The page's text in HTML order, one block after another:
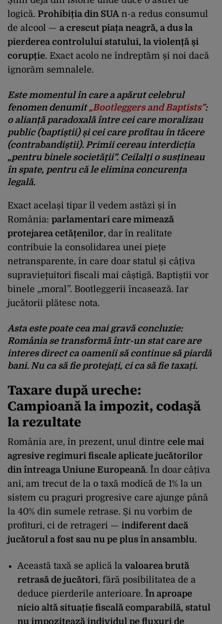
logică. Prohibiția din SUA n-a redus consumul
de alcool — a crescut piața neagră, a dus la
pierderea controlului statului, la violență și
corupție. Exact acolo ne îndreptăm și noi dacă
ignorăm semnalele.
Este momentul în care a apărut celebrul
fenomen denumit„Bootleggers and Baptists”:
o alianță paradoxală între cei care moralizau
public (baptiștii) și cei care profitau în tăcere
(contrabandiștii). Primii cereau interdicția
„pentru binele societății”. Ceilalți o susțineau
în spate, pentru că le elimina concurența
legală.
Exact același tipar îl vedem astăzi și în
România: parlamentari care mimează
protejarea cetățenilor, dar în realitate
contribuie la consolidarea unei piețe
netransparente, în care doar statul și câțiva
supraviețuitori fiscali mai câștigă. Baptiștii vor
binele „moral”. Bootleggerii încasează. Iar
jucătorii plătesc nota.
Asta este poate cea mai gravă concluzie:
România se transformă într-un stat care are
interes direct ca oamenii să continue să piardă
bani. Nu ca să fie protejați, ci ca să fie taxați.
Taxare după ureche:
Campioană la impozit, codașă
la rezultate
România are, în prezent, unul dintre cele mai
agresive regimuri fiscale aplicate jucătorilor
din întreaga Uniune Europeană. În doar câțiva
ani, am trecut de la o taxă modică de 1% la un
sistem cu praguri progresive care ajunge până
la 40% din sumele retrase. Și nu vorbim de
profituri, ci de retrageri — indiferent dacă
jucătorul a fost sau nu pe plus în ansamblu.
Această taxă se aplică la valoarea brută
retrasă de jucători, fără posibilitatea de a
deduce pierderile anterioare. În aproape
nicio altă situație fiscală comparabilă, statul
nu impozitează individul pe fluxuri de